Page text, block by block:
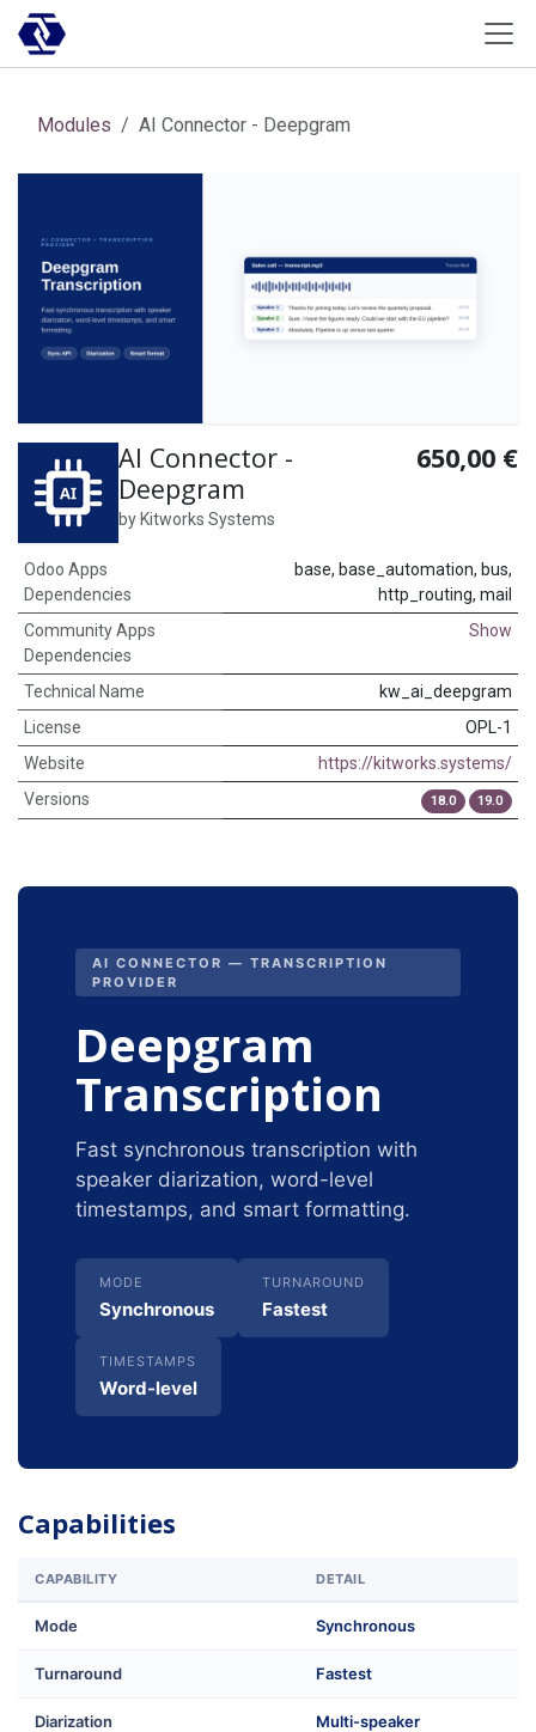
Skip to Content
Modules AI Connector - Deepgram
AI Connector -
Deepgram
by Kitworks Systems
650,00 €
Odoo Apps
Dependencies
base, base_automation, bus,
http_routing, mail
Community Apps
Dependencies
Show
Technical Name
kw_ai_deepgram
License
OPL-1
Website
https://kitworks.systems/
Versions
18.0 19.0
AI CONNECTOR — TRANSCRIPTION
PROVIDER
Deepgram
Transcription
Fast synchronous transcription with
speaker diarization, word-level
timestamps, and smart formatting.
MODE
Synchronous
TURNAROUND
Fastest
TIMESTAMPS
Word-level
Capabilities
CAPABILITY DETAIL
Mode Synchronous
Turnaround Fastest
Diarization Multi-speaker